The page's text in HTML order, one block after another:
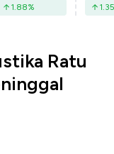
1.88% 1.35
Ratu